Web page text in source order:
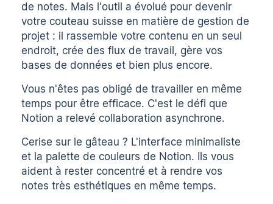
de notes. Mais l'outil a évolué pour devenir
votre couteau suisse en matière de gestion de
projet : il rassemble votre contenu en un seul
endroit, crée des flux de travail, gère vos
bases de données et bien plus encore.
Vous n'êtes pas obligé de travailler en même
temps pour être efficace. C'est le défi que
Notion a relevé collaboration asynchrone.
Cerise sur le gâteau ? L'interface minimaliste
et la palette de couleurs de Notion. Ils vous
aident à rester concentré et à rendre vos
notes très esthétiques en même temps.